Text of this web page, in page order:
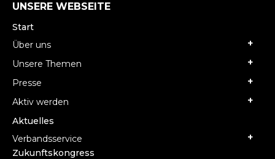
UNSERE WEBSEITE
Start
Über uns
Unsere Themen
Presse
Aktiv werden
Aktuelles
Verbandsservice
Zukunftskongress